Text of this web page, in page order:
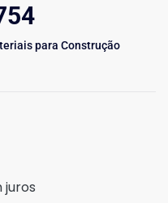
para Construção
juros